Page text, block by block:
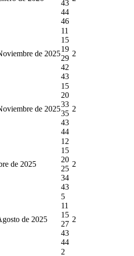
43
44
46
de 2025
11
15
19
29
42
43
2
de 2025
15
20
33
35
43
44
2
de 2025
12
15
20
25
34
43
2
de 2025
5
11
15
27
43
44
2
2